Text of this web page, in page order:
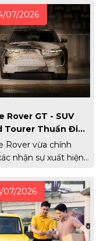
khí thải thực tế lại
từ ống xả giấu dưới
sao nó lại được
như vậy?
07/2026
Rover GT - SUV
Tourer Thuần Điện
Của Thương
Thức Xuất
Rover vừa chính
nhận sự xuất hiện
5 trong gia đình
Rover.
07/2026